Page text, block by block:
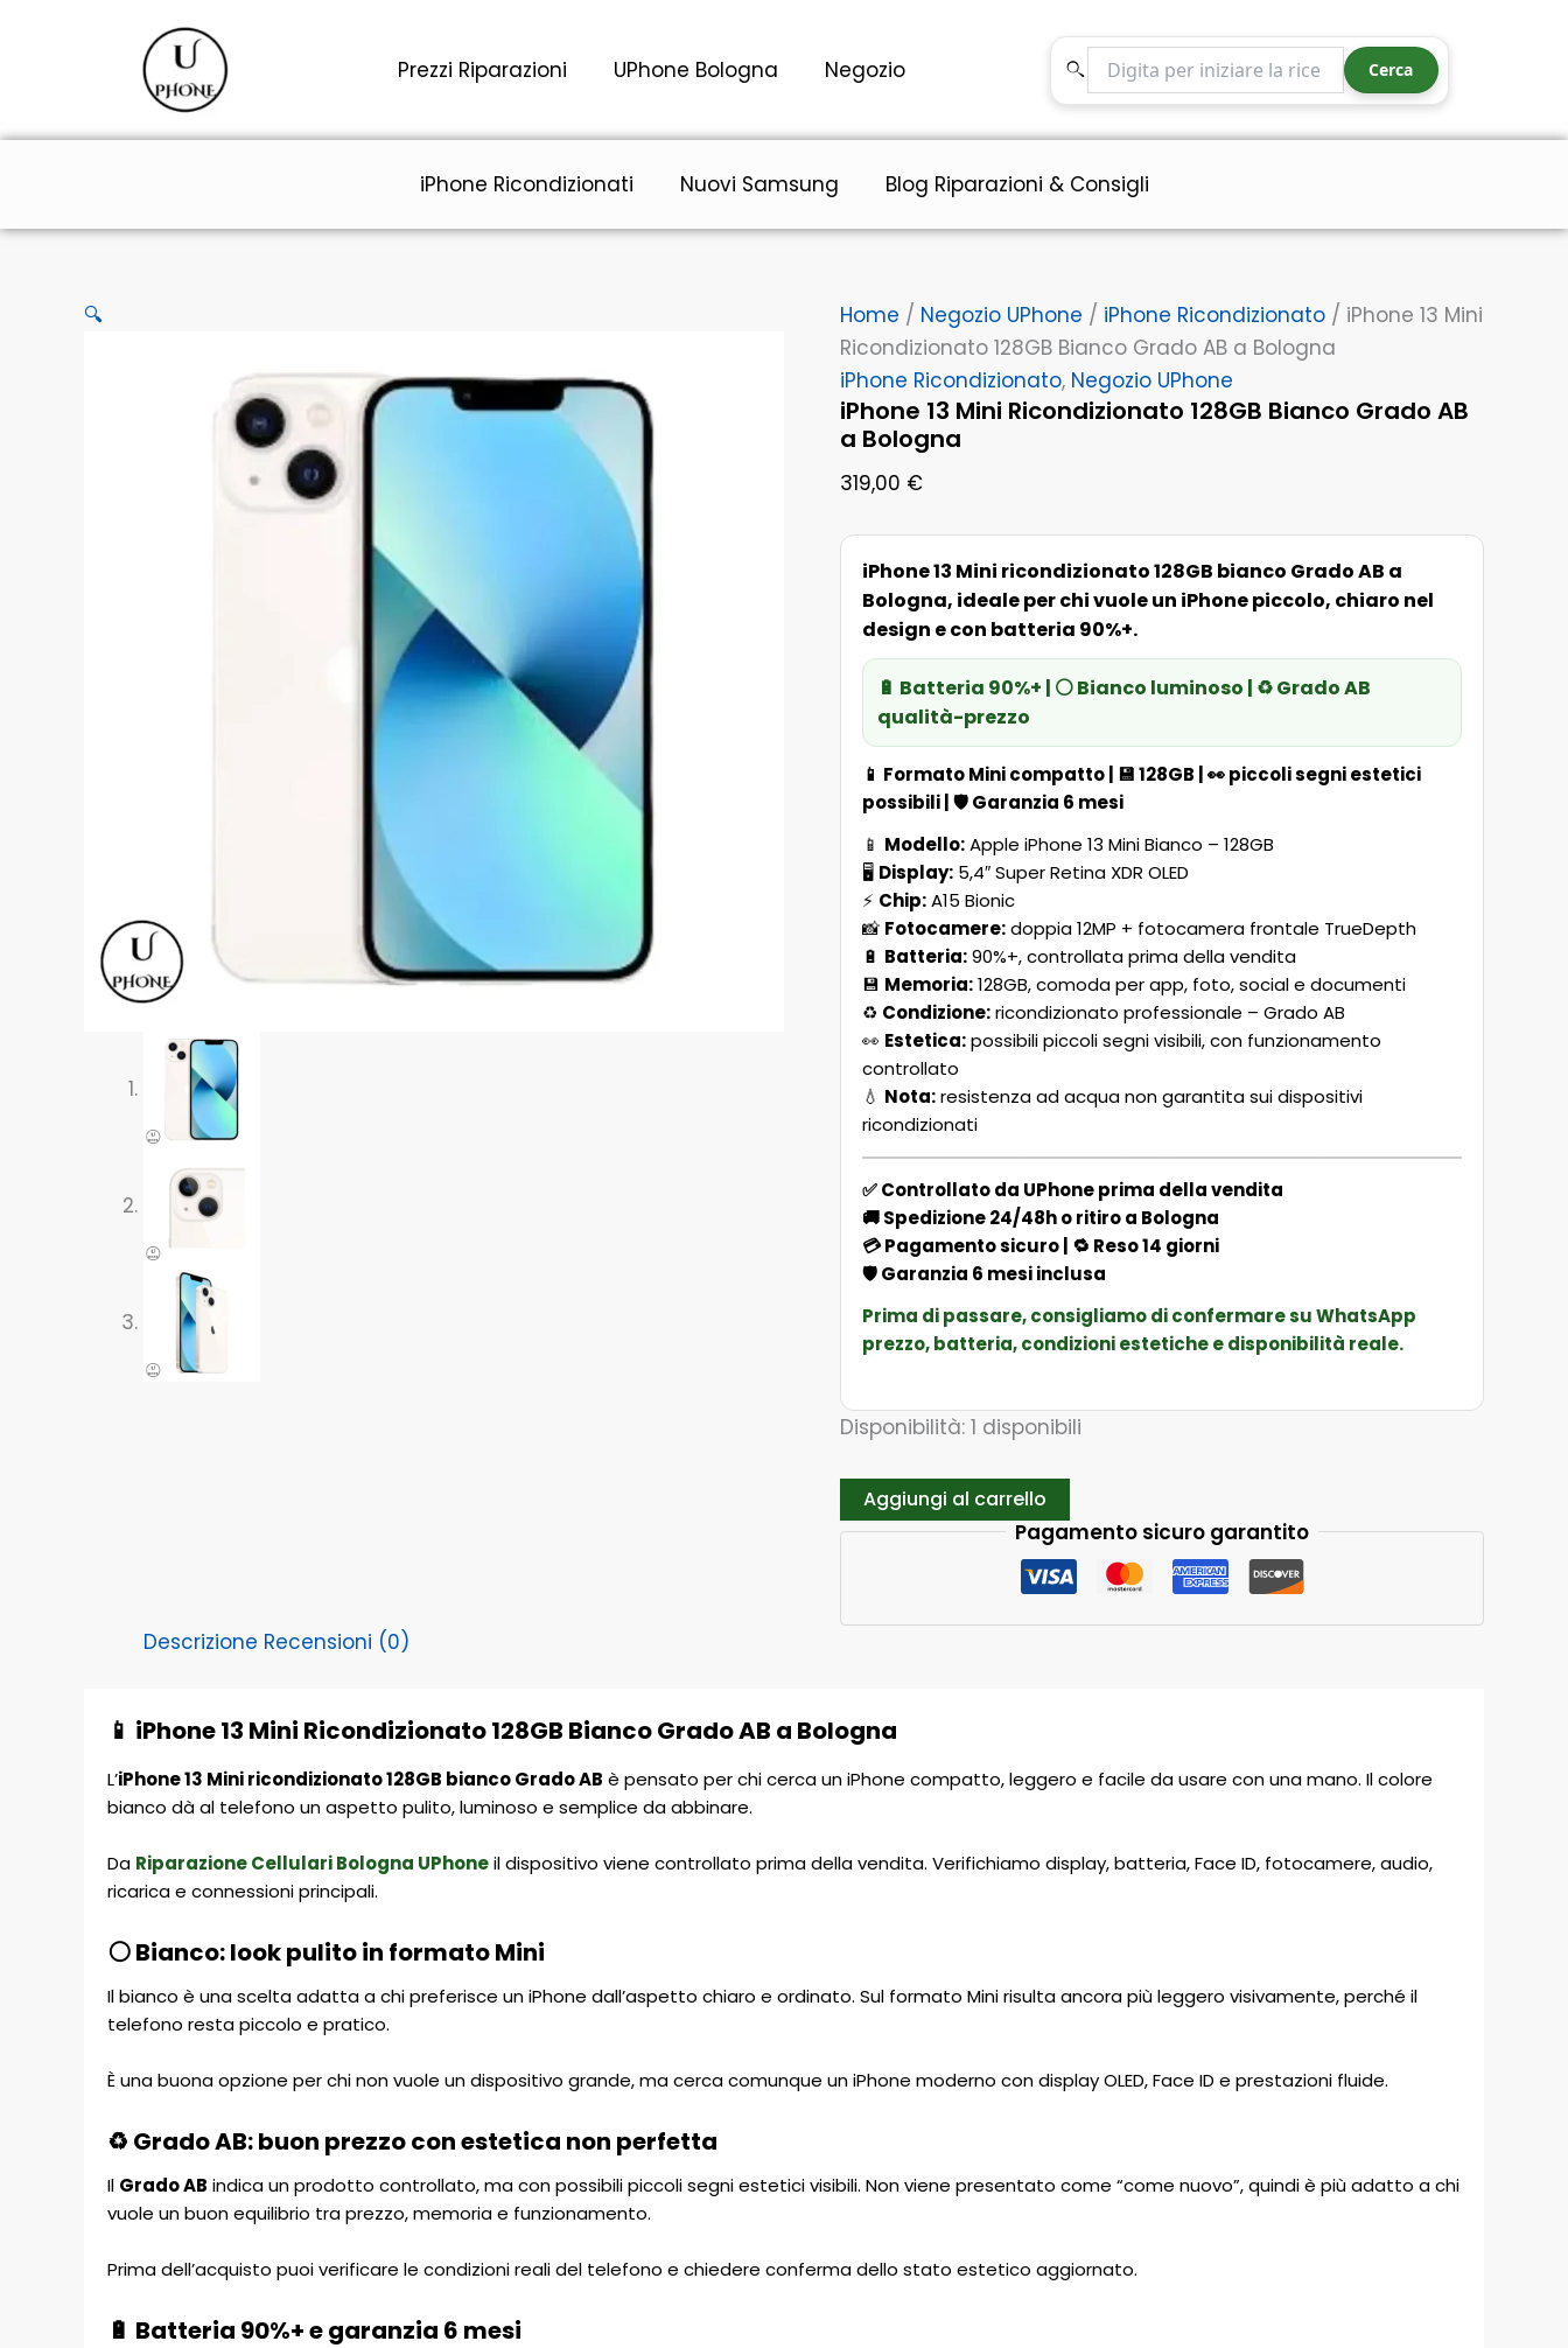
Prezzi Riparazioni UPhone Bologna Negozio
Cerca nel sito
Cerca
iPhone Ricondizionati Nuovi Samsung Blog Riparazioni & Consigli
🔍 Home / Negozio UPhone / iPhone Ricondizionato / iPhone 13 Mini
Ricondizionato 128GB Bianco Grado AB a Bologna
iPhone Ricondizionato, Negozio UPhone
iPhone 13 Mini Ricondizionato 128GB Bianco Grado AB
a Bologna
319,00 €
iPhone 13 Mini ricondizionato 128GB bianco Grado AB a
Bologna, ideale per chi vuole un iPhone piccolo, chiaro nel
design e con batteria 90%+.
🔋 Batteria 90%+ | ⚪ Bianco luminoso | ♻️ Grado AB
qualità-prezzo
📱 Formato Mini compatto| 💾128GB | 👀piccoli segni estetici
possibili| 🛡️Garanzia 6 mesi
📱 Modello:Apple iPhone 13 Mini Bianco – 128GB
🖥️ Display: 5,4″ Super Retina XDR OLED
⚡ Chip:A15 Bionic
📸 Fotocamere:doppia 12MP + fotocamera frontale TrueDepth
🔋 Batteria:90%+, controllata prima della vendita
💾 Memoria:128GB, comoda per app, foto, social e documenti
♻️ Condizione:ricondizionato professionale – Grado AB
👀 Estetica:possibili piccoli segni visibili, con funzionamento
controllato
💧 Nota:resistenza ad acqua non garantita sui dispositivi
ricondizionati
✅ Controllato da UPhone prima della vendita
🚚 Spedizione 24/48h o ritiro a Bologna
💳 Pagamento sicuro | 🔁 Reso 14 giorni
🛡️ Garanzia 6 mesi inclusa
Prima di passare, consigliamo di confermare su WhatsApp
prezzo, batteria, condizioni estetiche e disponibilità reale.
Disponibilità: 1 disponibili
Ricondizionato
Aggiungi al carrello
Pagamento sicuro garantito
Descrizione Recensioni (0)
📱 iPhone 13 Mini Ricondizionato 128GB Bianco Grado AB a Bologna
L’iPhone 13 Mini ricondizionato 128GB bianco Grado AB è pensato per chi cerca un iPhone compatto, leggero e facile da usare con una mano. Il colore
bianco dà al telefono un aspetto pulito, luminoso e semplice da abbinare.
Da Riparazione Cellulari Bologna UPhoneil dispositivo viene controllato prima della vendita. Verifichiamo display, batteria, Face ID, fotocamere, audio,
ricarica e connessioni principali.
⚪ Bianco: look pulito in formato Mini
Il bianco è una scelta adatta a chi preferisce un iPhone dall’aspetto chiaro e ordinato. Sul formato Mini risulta ancora più leggero visivamente, perché il
telefono resta piccolo e pratico.
È una buona opzione per chi non vuole un dispositivo grande, ma cerca comunque un iPhone moderno con display OLED, Face ID e prestazioni fluide.
♻️ Grado AB: buon prezzo con estetica non perfetta
Il Grado AB indica un prodotto controllato, ma con possibili piccoli segni estetici visibili. Non viene presentato come “come nuovo”, quindi è più adatto a chi
vuole un buon equilibrio tra prezzo, memoria e funzionamento.
Prima dell’acquisto puoi verificare le condizioni reali del telefono e chiedere conferma dello stato estetico aggiornato.
🔋 Batteria 90%+ e garanzia 6 mesi
Bianco
Grado
AB
Bologna